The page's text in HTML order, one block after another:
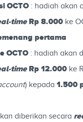
OCTO : hadiah akan
timeRp 8.000 ke
pertama
OCTO : hadiah akan
time Rp 12.000 ke R
) kepada 1.500
diberikan secara